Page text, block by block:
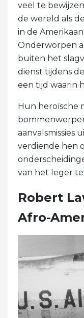
veel te
de wereld als
in de
Onderworpen
buiten het
dienst tijdens
een tijd waarin
Hun heroïsche
aanvalsmissies
verdiende hen
van het leger
Robert
Afro-